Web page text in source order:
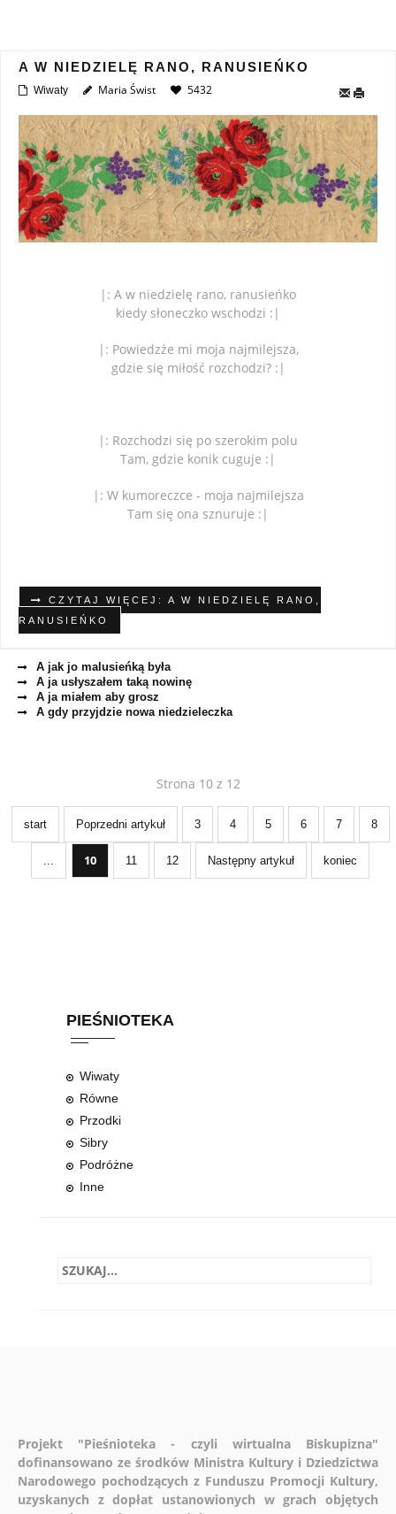
A W NIEDZIELĘ RANO, RANUSIEŃKO
Wiwaty Maria Świst 5432
|: A w niedzielę rano, ranusieńko
kiedy słoneczko wschodzi :|
|: Powiedzże mi moja najmilejsza,
gdzie się miłość rozchodzi? :|
|: Rozchodzi się po szerokim polu
Tam, gdzie konik cuguje :|
|: W kumoreczce - moja najmilejsza
Tam się ona sznuruje :|
CZYTAJ WIĘCEJ: A W NIEDZIELĘ RANO,
RANUSIEŃKO
A jak jo malusieńką była
A ja usłyszałem taką nowinę
A ja miałem aby grosz
A gdy przyjdzie nowa niedzieleczka
Strona 10 z 12
start Poprzedni artykuł 3 4 5 6 7 8
10 11 12 Następny artykuł koniec
PIEŚNIOTEKA
Wiwaty
Równe
Przodki
Sibry
Podróżne
Inne
Projekt "Pieśnioteka - czyli wirtualna Biskupizna"
dofinansowano ze środków Ministra Kultury i Dziedzictwa
Narodowego pochodzących z Funduszu Promocji Kultury,
uzyskanych z dopłat ustanowionych w grach objętych